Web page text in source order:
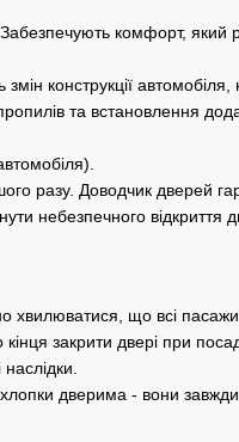
комфорт, який
конструкції
та встановлення
разу. Доводчик дверей
небезпечного відкриття
хвилюватися, що всі
закрити двері при
дверима - вони завжди